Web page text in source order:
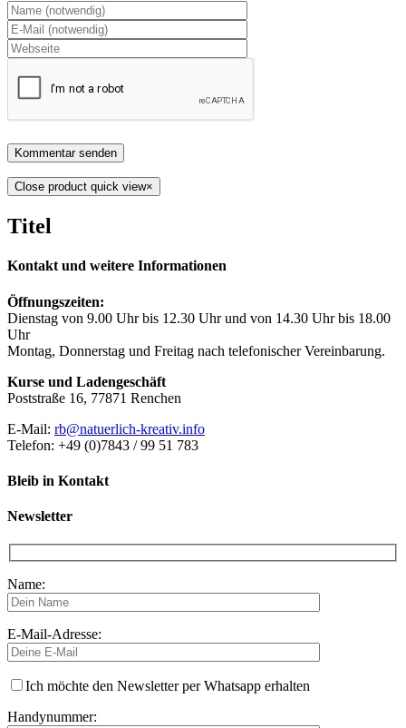
Close product quick view×
Titel
Kontakt und weitere Informationen
Öffnungszeiten:
Dienstag von 9.00 Uhr bis 12.30 Uhr und von 14.30 Uhr bis 18.00
Uhr
Montag, Donnerstag und Freitag nach telefonischer Vereinbarung.
Kurse und Ladengeschäft
Poststraße 16, 77871 Renchen
E-Mail: rb@natuerlich-kreativ.info
Telefon: +49 (0)7843 / 99 51 783
Bleib in Kontakt
Newsletter
Name:
E-Mail-Adresse:
Ich möchte den Newsletter per Whatsapp erhalten
Handynummer: